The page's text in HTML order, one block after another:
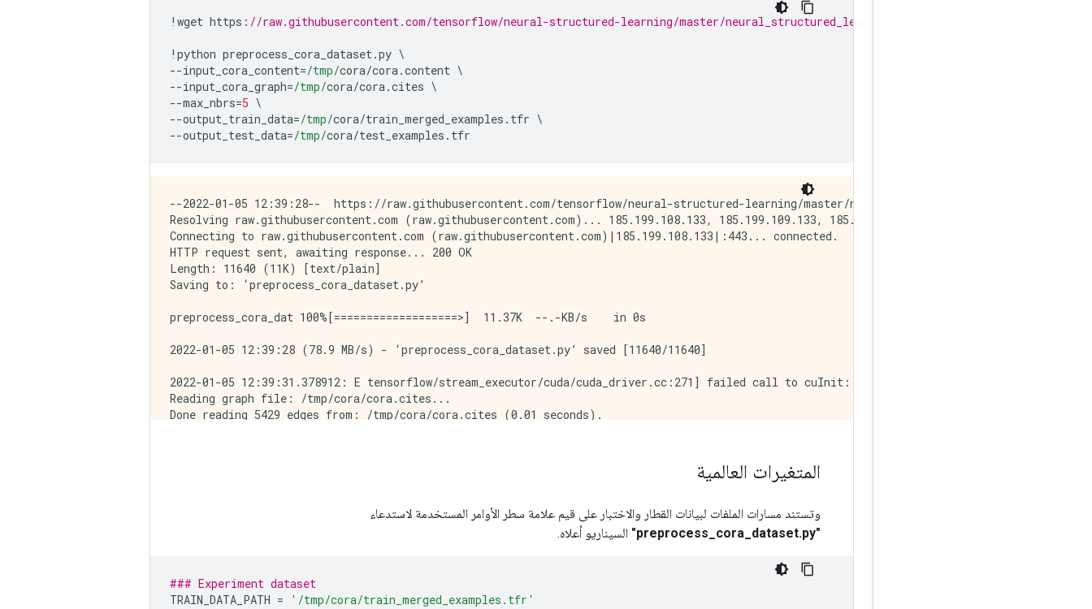
! wget https : //raw.githubusercontent.com/tensorflow/neural-structured-learning/master/neural_structured_learning/examples/preprocess/cora/
! python preprocess_cora_dataset.py \
--input_cora_content=/tmp/cora/cora.content \
--input_cora_graph=/tmp/cora/cora.cites \
--max_nbrs=5 \
--output_train_data=/tmp/cora/train_merged_examples . tfr \
--output_test_data=/tmp/cora/test_examples . tfr
--2022-01-05 12:39:28--  https://raw.githubusercontent.com/tensorflow/neural-structured-learning/master/neural_structured_learning/examples/
Resolving raw.githubusercontent.com (raw.githubusercontent.com)... 185.199.108.133, 185.199.109.133, 185.199.110.133, ...
Connecting to raw.githubusercontent.com (raw.githubusercontent.com)|185.199.108.133|:443... connected.
HTTP request sent, awaiting response... 200 OK
Length: 11640 (11K) [text/plain]
Saving to: ‘preprocess_cora_dataset.py’
preprocess_cora_dat 100%[===================>]  11.37K  --.-KB/s    in 0s
2022-01-05 12:39:28 (78.9 MB/s) - ‘preprocess_cora_dataset.py’ saved [11640/11640]
2022-01-05 12:39:31.378912: E tensorflow/stream_executor/cuda/cuda_driver.cc:271] failed call to cuInit: CUDA_ERROR_NO_DEVICE: no CUDA-
Reading graph file: /tmp/cora/cora.cites...
Done reading 5429 edges from: /tmp/cora/cora.cites (0.01 seconds).
Output training data written to TFRecord file: /tmp/cora/train_merged_examples.tfr.
Output test data written to TFRecord file: /tmp/cora/test_examples.tfr.
المتغيرات العالمية
وتستند مسارات الملفات لبيانات القطار والاختبار على قيم علامة سطر الأوامر المستخدمة لاستدعاء
"preprocess_cora_dataset.py"
السيناريو أعلاه.
### Experiment dataset
TRAIN_DATA_PATH =
'/tmp/cora/train_merged_examples.tfr'